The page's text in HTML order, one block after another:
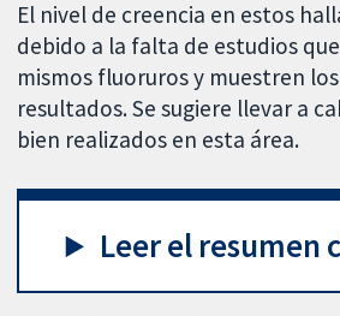
El nivel de creencia en estos
debido a la falta de estudios
mismos fluoruros y muestren
resultados. Se sugiere llevar a
bien realizados en esta área.
Leer el resumen